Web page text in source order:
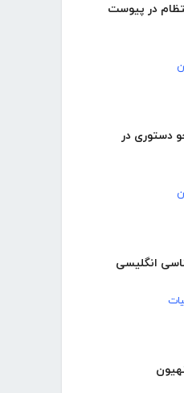
در پیوست
دستوری در
انگلیسی